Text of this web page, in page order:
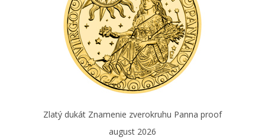
Zlatý dukát Znamenie zverokruhu Panna proof
august 2026